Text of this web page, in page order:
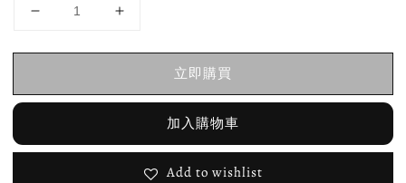
立即購買
加入購物車
Add to wishlist